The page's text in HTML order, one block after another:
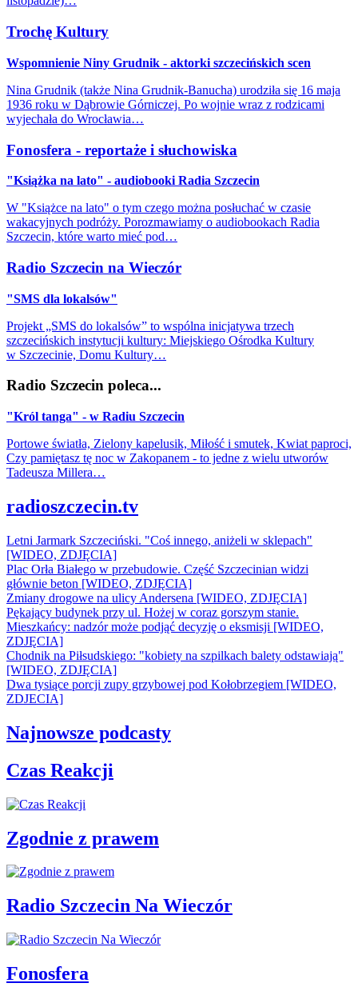
Trochę Kultury
Wspomnienie Niny Grudnik - aktorki szczecińskich scen
Nina Grudnik (także Nina Grudnik-Banucha) urodziła się 16 maja
1936 roku w Dąbrowie Górniczej. Po wojnie wraz z rodzicami
wyjechała do Wrocławia…
Fonosfera - reportaże i słuchowiska
"Książka na lato" - audiobooki Radia Szczecin
W "Książce na lato" o tym czego można posłuchać w czasie
wakacyjnych podróży. Porozmawiamy o audiobookach Radia
Szczecin, które warto mieć pod…
Radio Szczecin na Wieczór
"SMS dla lokalsów"
Projekt „SMS do lokalsów” to wspólna inicjatywa trzech
szczecińskich instytucji kultury: Miejskiego Ośrodka Kultury
w Szczecinie, Domu Kultury…
Radio Szczecin poleca...
"Król tanga" - w Radiu Szczecin
Portowe światła, Zielony kapelusik, Miłość i smutek, Kwiat paproci,
Czy pamiętasz tę noc w Zakopanem - to jedne z wielu utworów
Tadeusza Millera…
radioszczecin.tv
Letni Jarmark Szczeciński. "Coś innego, aniżeli w sklepach"
[WIDEO, ZDJĘCIA]
Plac Orła Białego w przebudowie. Część Szczecinian widzi
głównie beton [WIDEO, ZDJĘCIA]
Zmiany drogowe na ulicy Andersena [WIDEO, ZDJĘCIA]
Pękający budynek przy ul. Hożej w coraz gorszym stanie.
Mieszkańcy: nadzór może podjąć decyzję o eksmisji [WIDEO,
ZDJĘCIA]
Chodnik na Piłsudskiego: "kobiety na szpilkach balety odstawiają"
[WIDEO, ZDJĘCIA]
Dwa tysiące porcji zupy grzybowej pod Kołobrzegiem [WIDEO,
ZDJECIA]
Najnowsze podcasty
Czas Reakcji
Zgodnie z prawem
Radio Szczecin Na Wieczór
Fonosfera